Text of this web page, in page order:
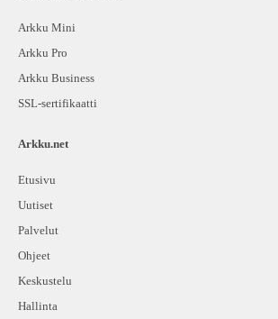
Arkku Mini
Arkku Pro
Arkku Business
SSL-sertifikaatti
Arkku.net
Etusivu
Uutiset
Palvelut
Ohjeet
Keskustelu
Hallinta